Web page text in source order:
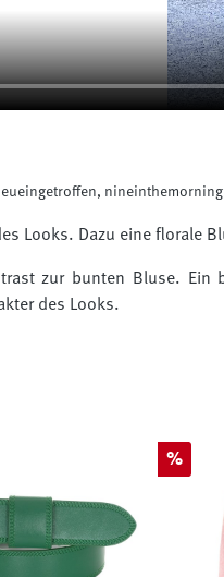
Looks. Dazu eine
zur bunten Bluse.
des Looks.
Rabatt
%